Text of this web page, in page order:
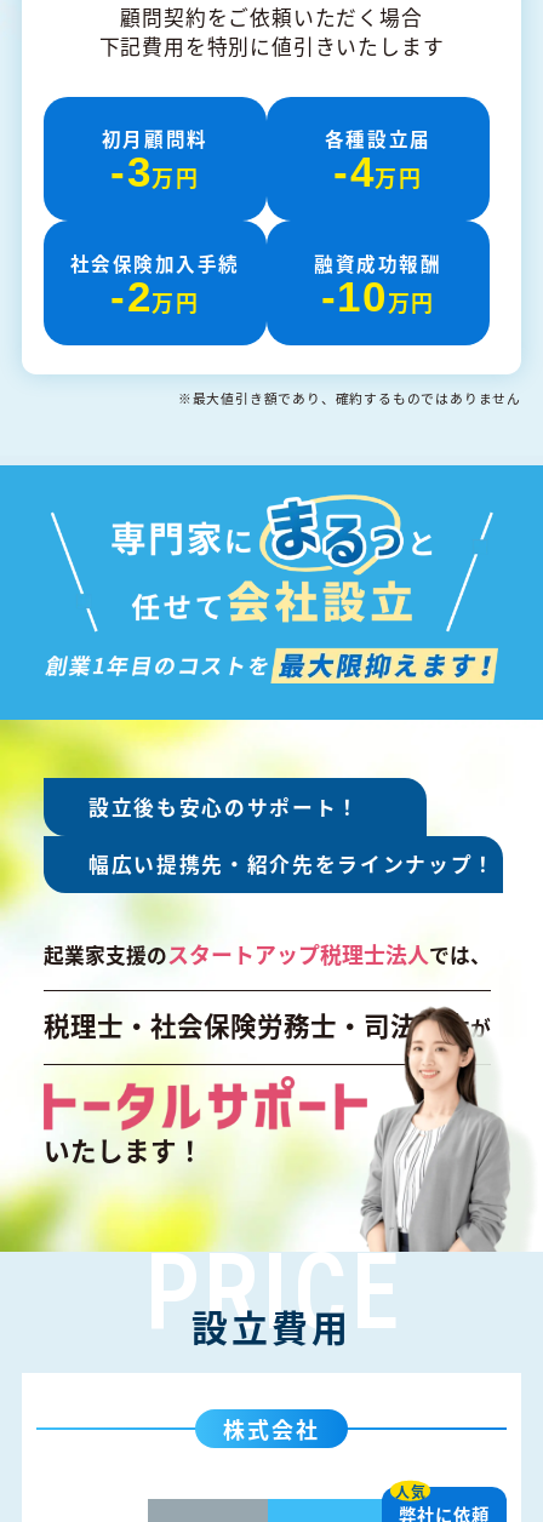
顧問契約をご依頼いただく場合
下記費用を特別に値引きいたします
初月顧問料
-3万円
各種設立届
-4万円
社会保険加入手続
-2万円
融資成功報酬
-10万円
※最大値引き額であり、確約するものではありません
設立後も安心のサポート！
幅広い提携先・紹介先を ラインナップ！
起業家支援のスタートアップ税理士法人では、
税理士・社会保険労務士・司法書士が
いたします！
PRICE
設立費用
株式会社
人気